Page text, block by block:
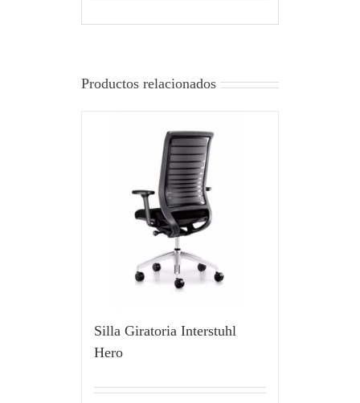
Productos relacionados
Silla Giratoria Interstuhl
Hero